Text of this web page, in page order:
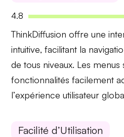
4.8
ThinkDiffusion offre une
intuitive, facilitant la
de tous niveaux. Les
fonctionnalités facilement
l’expérience utilisateur
Facilité d’Utilisation